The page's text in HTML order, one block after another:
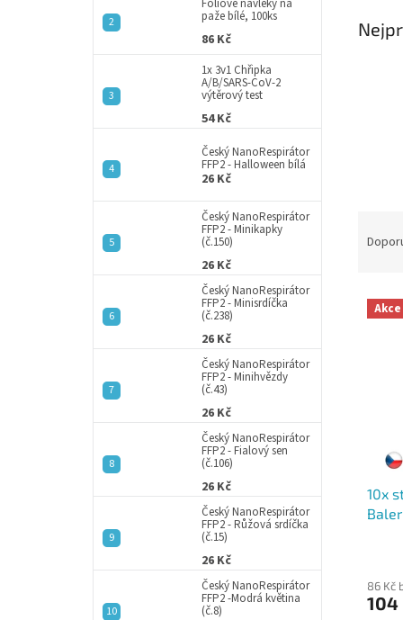
paže bílé, 100ks
86 Kč
1x 3v1 Chřipka
A/B/SARS-CoV-2
výtěrový test
54 Kč
Český NanoRespirátor
FFP2 - Halloween bílá
26 Kč
Český NanoRespirátor
FFP2 - Minikapky
(č.150)
26 Kč
Český NanoRespirátor
FFP2 - Minisrdíčka
(č.238)
26 Kč
Český NanoRespirátor
FFP2 - Minihvězdy
(č.43)
26 Kč
Český NanoRespirátor
FFP2 - Fialový sen
(č.106)
26 Kč
Český NanoRespirátor
FFP2 - Růžová srdíčka
(č.15)
26 Kč
Český NanoRespirátor
FFP2 -Modrá květina
(č.8)
nV Akce
10x
je
86 Kč
104